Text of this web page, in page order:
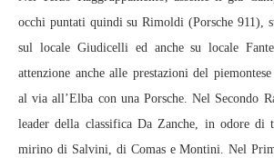
occhi puntati quindi su Rimoldi (Porsche 911),
sul locale Giudicelli ed anche su locale
attenzione anche alle prestazioni del
al via all’Elba con una Porsche. Nel Secondo
leader della classifica Da Zanche, in odore di
mirino di Salvini, di Comas e Montini. Nel